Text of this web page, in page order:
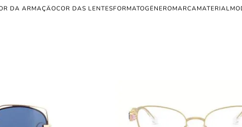
DA ARMAÇÃOCOR DAS LENTESFORMATOGÊNEROMARCAMATERIAL